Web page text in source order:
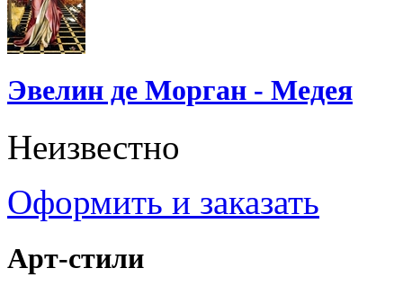
Эвелин де Морган - Медея
Неизвестно
Оформить и заказать
Арт-стили